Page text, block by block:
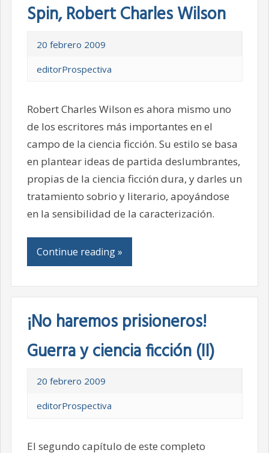
Spin, Robert Charles Wilson
20 febrero 2009
editorProspectiva
Robert Charles Wilson es ahora mismo uno
de los escritores más importantes en el
campo de la ciencia ficción. Su estilo se basa
en plantear ideas de partida deslumbrantes,
propias de la ciencia ficción dura, y darles un
tratamiento sobrio y literario, apoyándose
en la sensibilidad de la caracterización.
Continue reading »
¡No haremos prisioneros!
Guerra y ciencia ficción (II)
20 febrero 2009
editorProspectiva
El segundo capítulo de este completo